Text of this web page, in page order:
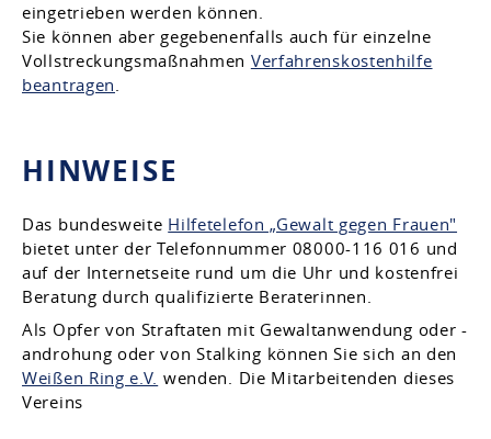
eingetrieben werden können.
Sie können aber gegebenenfalls auch für einzelne
Vollstreckungsmaßnahmen Verfahrenskostenhilfe
beantragen.
HINWEISE
Das bundesweite Hilfetelefon „Gewalt gegen Frauen"
bietet unterder Telefonnummer 08000-116 016 und
auf der Internetseite rund um die Uhr und kostenfrei
Beratung durch qualifizierte Beraterinnen.
Als Opfer von Straftaten mit Gewaltanwendung oder -
androhung oder von Stalking können Sie sich an den
Weißen Ring e.V. wenden. Die Mitarbeitenden dieses
Vereins